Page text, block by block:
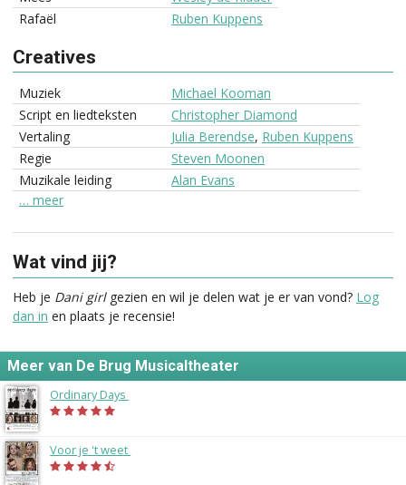
Rafaël
Ruben Kuppens
Creatives
Muziek
Michael Kooman
Script en liedteksten
Christopher Diamond
Vertaling
Julia Berendse, Ruben Kuppens
Regie
Steven Moonen
Muzikale leiding
Alan Evans
… meer
Wat vind jij?
Heb je Dani girlgezien en wil je delen wat je er van vond? Log
dan in en plaats je recensie!
Meer van De Brug Musicaltheater
Ordinary Days
Voor je 't weet